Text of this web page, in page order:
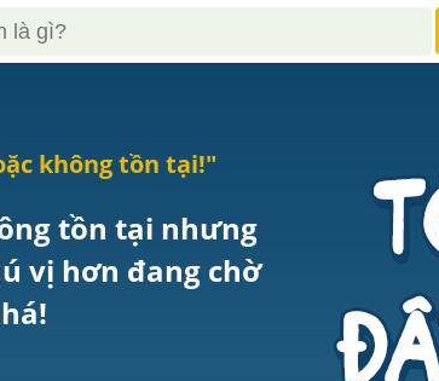
không tồn tại!"
tồn tại nhưng
vị hơn đang chờ